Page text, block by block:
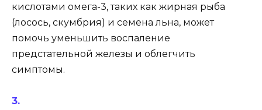
кислотами омега-3, таких как жирная рыба
(лосось, скумбрия) и семена льна, может
помочь уменьшить воспаление
предстательной железы и облегчить
симптомы.